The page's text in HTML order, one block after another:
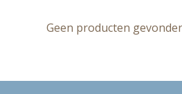
Geen producten